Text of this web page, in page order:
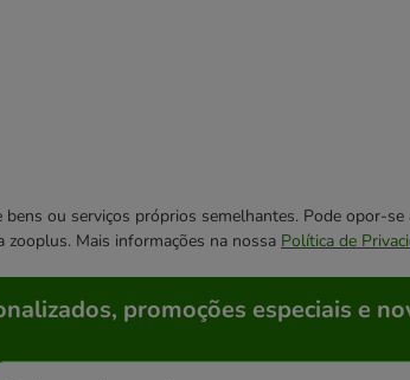
ou serviços próprios semelhantes. Pode opor-
Mais informações na nossa Política de
promoções especiais e